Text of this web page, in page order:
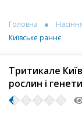
Головна
Київське раннє
Тритикале
рослин і